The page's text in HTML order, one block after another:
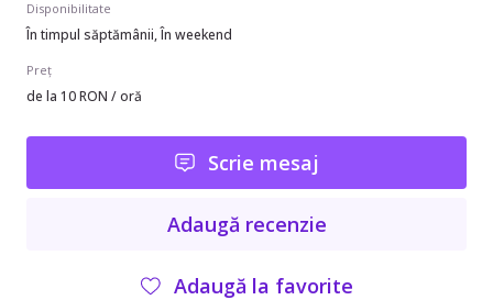
Disponibilitate
În timpul săptămânii, În weekend
Preț
de la 10 RON / oră
Scrie mesaj
Adaugă recenzie
Adaugă la favorite